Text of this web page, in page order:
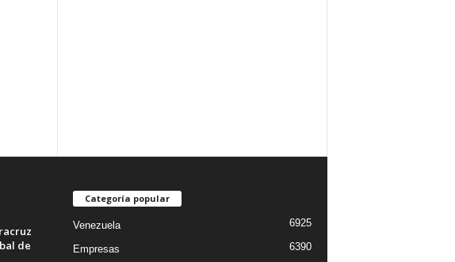
de
Categoría popular
Venezuela 6925
Empresas 6390